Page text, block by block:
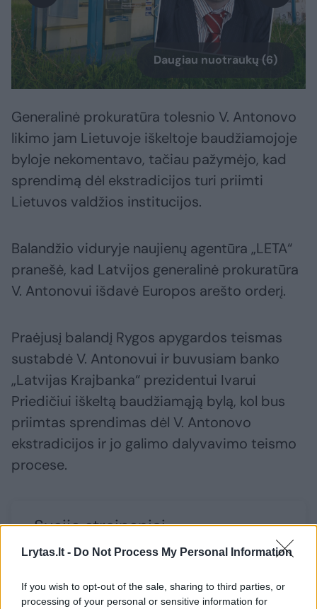
Lrytas.lt - Do Not Process My Personal Information
If you wish to opt-out of the sale, sharing to third parties, or
processing of your personal or sensitive information for
Daugiau nuotraukų (6)
Generalinė prokuratūra tolesnio V. Antonovo
likimo jam Lietuvoje iškeltoje baudžiamojoje
byloje nekomentavo, tačiau pažymėjo, kad
sprendimą dėl ekstradicijos turi priimti
Lietuvos valdžios institucijos.
Balandžio viduryje naujienų agentūra „LETA“
pranešė, kad Latvijos generalinė prokuratūra
V. Antonovui išdavė Europos arešto orderį.
Praėjusį balandį Rygos apygardos teismas
sustabdė V. Antonovui ir buvusiam banko
„Latvijas Krajbanka“ prezidentui Ivarui
Priedičiui iškeltą baudžiamąją bylą, kol bus
priimtas sprendimas dėl V. Antonovo
ekstradicijos ir jo galimo dalyvavimo teismo
procese.
Susiję straipsniai